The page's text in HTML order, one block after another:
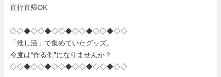
直行直帰OK
◇◇◆◇◇◆◇◇◆◇◇◆◇◇◆◇◇
「推し活」で集めていたグッズ。
今度は“作る側”になりませんか？
◇◇◆◇◇◆◇◇◆◇◇◆◇◇◆◇◇